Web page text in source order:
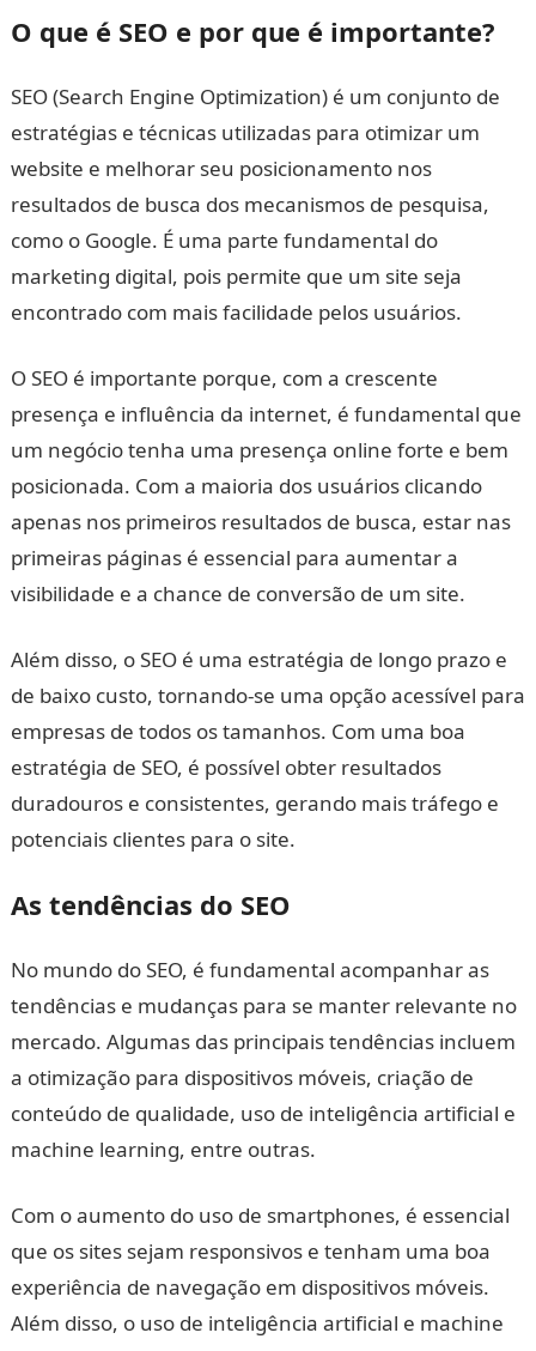
O que é SEO e por que é importante?
SEO (Search Engine Optimization) é um conjunto de
estratégias e técnicas utilizadas para otimizar um
website e melhorar seu posicionamento nos
resultados de busca dos mecanismos de pesquisa,
como o Google. É uma parte fundamental do
marketing digital, pois permite que um site seja
encontrado com mais facilidade pelos usuários.
O SEO é importante porque, com a crescente
presença e influência da internet, é fundamental que
um negócio tenha uma presença online forte e bem
posicionada. Com a maioria dos usuários clicando
apenas nos primeiros resultados de busca, estar nas
primeiras páginas é essencial para aumentar a
visibilidade e a chance de conversão de um site.
Além disso, o SEO é uma estratégia de longo prazo e
de baixo custo, tornando-se uma opção acessível para
empresas de todos os tamanhos. Com uma boa
estratégia de SEO, é possível obter resultados
duradouros e consistentes, gerando mais tráfego e
potenciais clientes para o site.
As tendências do SEO
No mundo do SEO, é fundamental acompanhar as
tendências e mudanças para se manter relevante no
mercado. Algumas das principais tendências incluem
a otimização para dispositivos móveis, criação de
conteúdo de qualidade, uso de inteligência artificial e
machine learning, entre outras.
Com o aumento do uso de smartphones, é essencial
que os sites sejam responsivos e tenham uma boa
experiência de navegação em dispositivos móveis.
Além disso, o uso de inteligência artificial e machine